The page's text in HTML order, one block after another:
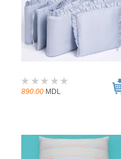
890.00 MDL